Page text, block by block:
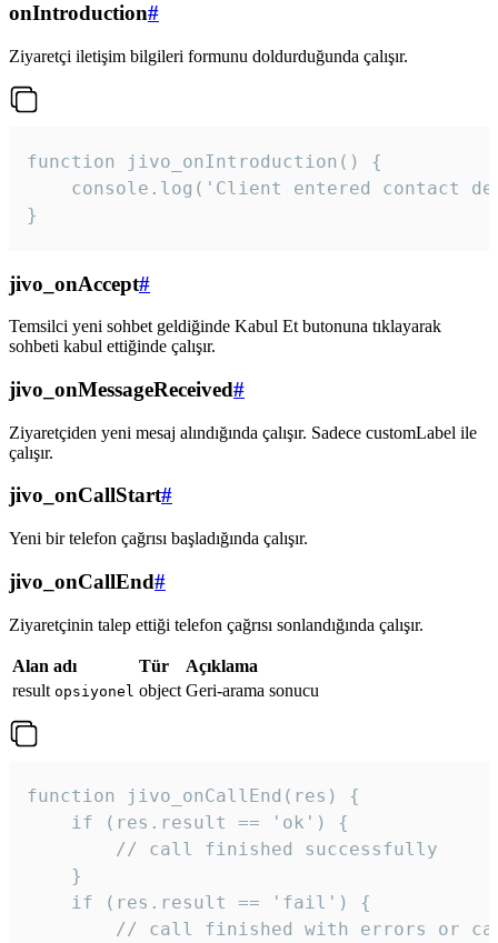
onIntroduction#
Ziyaretçi iletişim bilgileri formunu doldurduğunda çalışır.
function jivo_onIntroduction() {
console.log('Client entered contact
}
jivo_onAccept#
Temsilci yeni sohbet geldiğinde Kabul Et butonuna tıklayarak
sohbeti kabul ettiğinde çalışır.
jivo_onMessageReceived#
Ziyaretçiden yeni mesaj alındığında çalışır. Sadece customLabel ile
çalışır.
jivo_onCallStart#
Yeni bir telefon çağrısı başladığında çalışır.
jivo_onCallEnd#
Ziyaretçinin talep ettiği telefon çağrısı sonlandığında çalışır.
Alan adı Tür
Açıklama
result opsiyonel object Geri-arama sonucu
function jivo_onCallEnd(res) {
    if (res.result == 'ok') {
        // call finished successfully
    }
    if (res.result == 'fail') {
// call finished with errors or